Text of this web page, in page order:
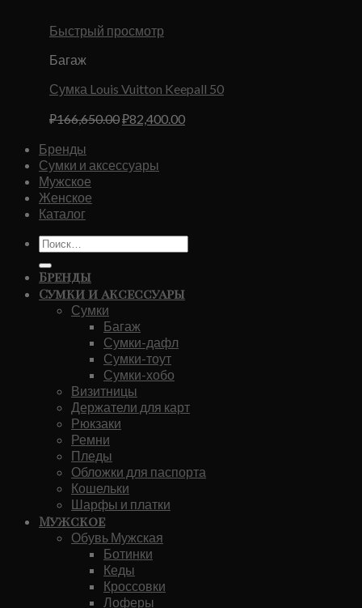
Быстрый просмотр
Багаж
Сумка Louis Vuitton Keepall 50
₽166,650.00Первоначальная
₽166,650.00.
₽82,400.00Текущая
Бренды
Сумки и аксессуары
Мужское
Женское
Каталог
Искать:
Бренды
Сумки и аксессуары
Сумки
Багаж
Сумки-дафл
Сумки-тоут
Сумки-хобо
Визитницы
Держатели для карт
Рюкзаки
Ремни
Пледы
Обложки для паспорта
Кошельки
Шарфы и платки
Мужское
Обувь Мужская
Ботинки
Кеды
Кроссовки
Лоферы